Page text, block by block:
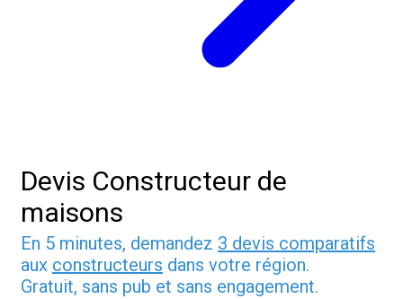
Devis Constructeur de
maisons
En 5 minutes, demandez 3 devis comparatifs
aux constructeurs dans votre région.
Gratuit, sans pub et sans engagement.